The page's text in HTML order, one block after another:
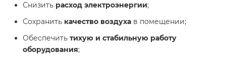
Снизить расход электроэнергии;
Сохранить качество воздуха в помещении;
Обеспечить тихую и стабильную работу
оборудования;